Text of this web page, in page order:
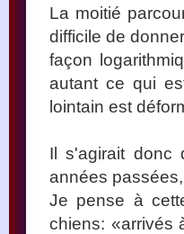
La moitié
difficile de
façon
autant ce qui
lointain est
Il s'agirait donc
années
Je pense à
chiens: «arrivés